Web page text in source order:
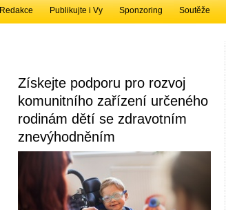
Redakce Publikujte i Vy Sponzoring Soutěže
Získejte podporu pro rozvoj
komunitního zařízení určeného
rodinám dětí se zdravotním
znevýhodněním